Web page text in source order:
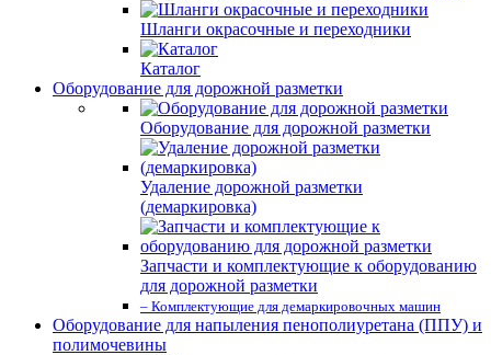
Шланги окрасочные и переходники
Каталог
Оборудование для дорожной разметки
Оборудование для дорожной разметки
Удаление дорожной разметки
(демаркировка)
Запчасти и комплектующие к оборудованию
для дорожной разметки
– Комплектующие для демаркировочных машин
Оборудование для напыления пенополиуретана (ППУ) и
полимочевины